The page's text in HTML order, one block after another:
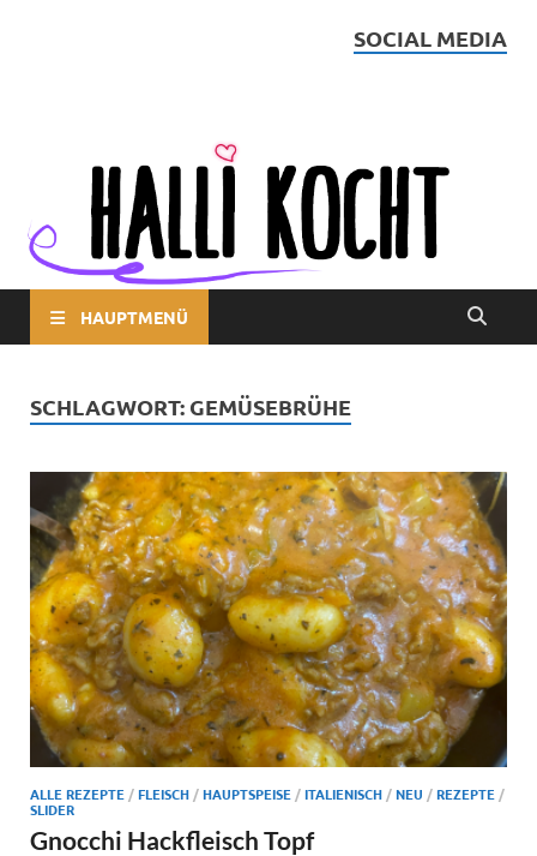
SOCIAL MEDIA
HAUPTMENÜ
SCHLAGWORT: GEMÜSEBRÜHE
ALLE REZEPTE /FLEISCH /HAUPTSPEISE /ITALIENISCH /NEU /REZEPTE /
SLIDER
Gnocchi Hackfleisch Topf